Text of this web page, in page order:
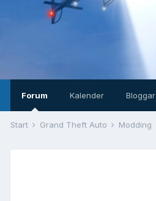
Forum Kalender Bloggar
Start Grand Theft Auto Modding